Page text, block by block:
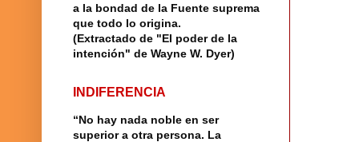
a la bondad de la Fuente suprema
que todo lo origina.
(Extractado de "El poder de la
intención" de Wayne W. Dyer)
INDIFERENCIA
“No hay nada noble en ser
superior a otra persona. La